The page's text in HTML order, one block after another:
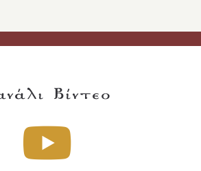
Βίντεο